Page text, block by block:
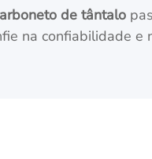
de tântalo
na confiabilidade e